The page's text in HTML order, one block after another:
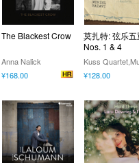
The Blackest Crow
Anna Nalick
¥168.00
莫扎特: 弦乐五
Nos. 1 & 4
¥128.00